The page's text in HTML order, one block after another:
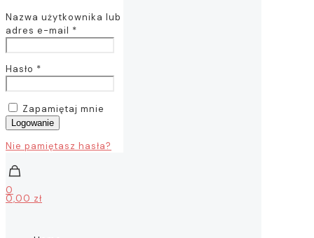
Nazwa użytkownika lub
adres e-mail *
Hasło *
Zapamiętaj mnie
Logowanie
Nie pamiętasz hasła?
0
0,00 zł